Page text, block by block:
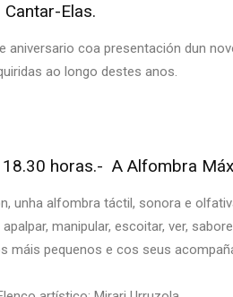
Elas.
coa presentación dun
ao longo destes anos.
horas.- A Alfombra
unha alfombra táctil, sonora e
manipular, escoitar, ver,
máis pequenos e cos seus